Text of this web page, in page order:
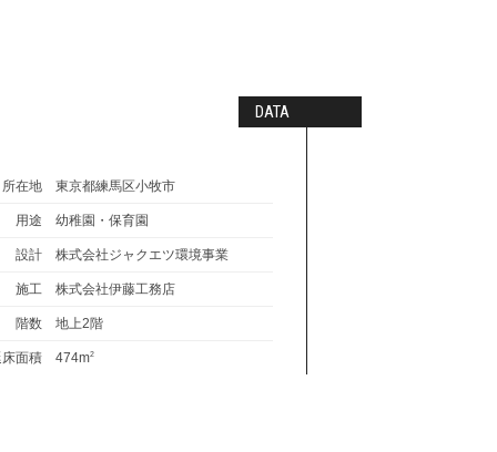
DATA
所在地 東京都練馬区小牧市
用途 幼稚園・保育園
設計 株式会社ジャクエツ環境事業
施工 株式会社伊藤工務店
階数 地上2階
面積 474m2